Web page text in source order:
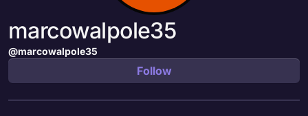
marcowalpole35
@marcowalpole35
Follow